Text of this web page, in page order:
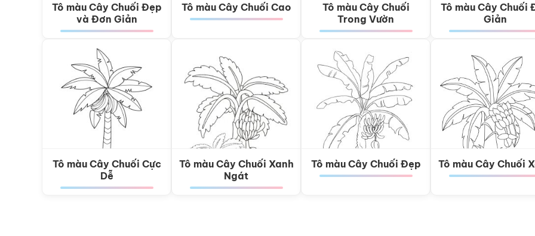
Tô màu Cây Chuối Đẹp
và Đơn Giản
Tô màu Cây Chuối Cao
Tô màu Cây Chuối
Trong Vườn
Tô màu Cây Chuối
Giản
Tô màu Cây Chuối Cực
Dễ
Tô màu Cây Chuối Xanh
Ngát
Tô màu Cây Chuối Đẹp Tô màu Cây Chuối